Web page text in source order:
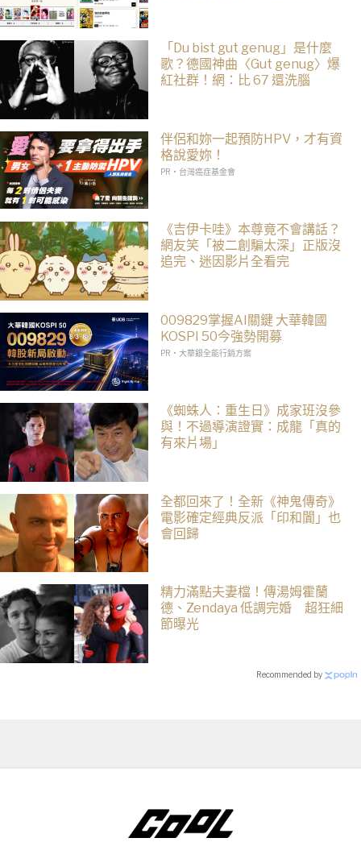
「Du bist gut genug」是什麼
歌？德國神曲〈Gut genug〉爆
紅社群！網：比 67 還洗腦
伴侶和妳一起預防HPV，才有資
格說愛妳！
PR・台灣癌症基金會
《吉伊卡哇》本尊竟不會講話？
網友笑「被二創騙太深」正版沒
追完、迷因影片全看完
009829掌握AI關鍵 大華韓國
KOSPI 50今強勢開募
PR・大華銀全能行銷方案
《蜘蛛人：重生日》成家班沒參
與！不過導演證實：成龍「真的
有來片場」
全都回來了！全新《神鬼傳奇》
電影確定經典反派「印和闐」也
會回歸
精力滿點夫妻檔！傳湯姆霍蘭
德、Zendaya 低調完婚 超狂細
節曝光
Recommended by